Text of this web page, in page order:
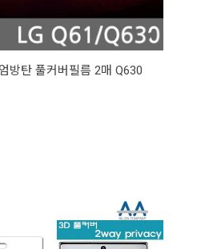
방탄 풀커버필름 2매 Q630